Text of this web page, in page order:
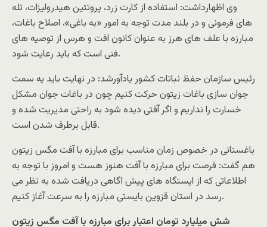
وی اظهارداشت: استفاده از کارت زرد، پروتئین هیدرولیزات، تله
های فرمونی و در بلند مدت توجه به امور «به باغی»، اصلاح باغات،
مبارزه با علف های هرز به عنوان کانون افت و هرس از توصیه های
فنی است که باید رعایت شود.
رئیس سازمان حفظ نباتات کشور یادآورشد: در نهایت باید یه سمت
جوان سازی باغات زیتون حرکت کنیم چون در باغات جوان مشکل
خسارت را نداریم و اگر آفتی دیده شود به راحتی مدیریت شده و
قابل برطرف شدن است.
باغستانی در خصوص زمان مناسب برای مبارزه با آفت مگس زیتون
هم گفت: فرصت برای مبارزه با آفت هنوز هست و امروز با توجه به
اطلاعاتی که از ایستگاه های پیش اگاهی دریافت شده به نظر می
رسد در استان قزوین بایستی مبارزه را به سرعت آغاز کنیم.
شش میلیارد تومان اعتبار برای مبارزه با آفت مگس زیتون